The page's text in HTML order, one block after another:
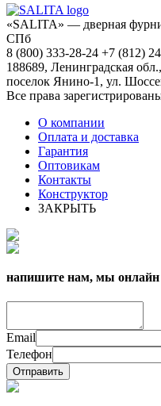
«SALITA» — дверная
СПб
8 (800) 333-28-24 +7 (812)
188689, Ленинградская
поселок Янино-1, ул.
Все права
О компании
Оплата и доставка
Гарантия
Оптовикам
Контакты
Конструктор
ЗАКРЫТЬ
напишите нам, мы онлайн
Email
Телефон
Отправить